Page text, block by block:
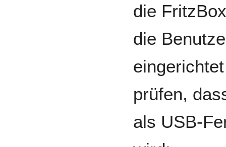
die
die
prüfen,
als USB-